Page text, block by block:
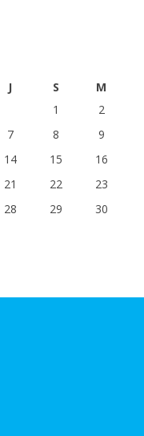
J S
M
1
2
7 8
9
14 15
16
21 22
23
28 29
30